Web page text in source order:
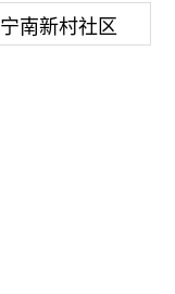
宁南新村社区